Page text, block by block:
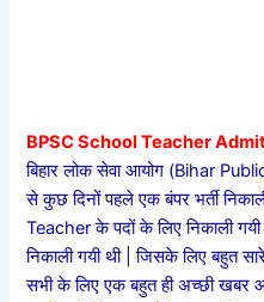
BPSC School Teacher
बिहार लोक सेवा आयोग (Bihar
से कुछ दिनों पहले एक बंपर भर्ती
Teacher के पदों के लिए निकाली
निकाली गयी थी | जिसके लिए बहुत
सभी के लिए एक बहुत ही अच्छी